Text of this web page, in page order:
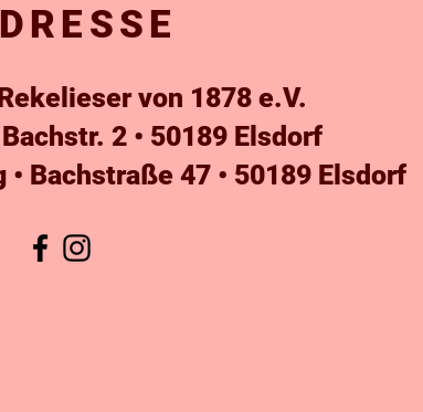
von 1878 e.V.
Bachstr. 2 • 50189 Elsdorf
Bachstraße 47 • 50189 Elsdorf